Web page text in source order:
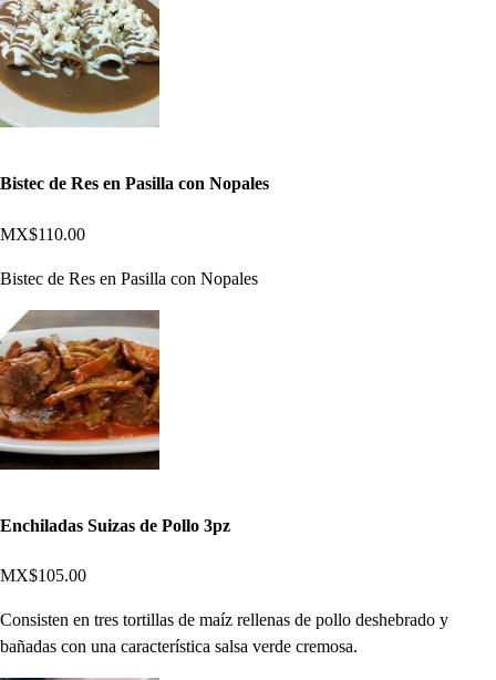
Bistec de Res en Pasilla con Nopales
MX$110.00
Bistec de Res en Pasilla con Nopales
Enchiladas Suizas de Pollo 3pz
MX$105.00
Consisten en tres tortillas de maíz rellenas de pollo deshebrado y
bañadas con una característica salsa verde cremosa.